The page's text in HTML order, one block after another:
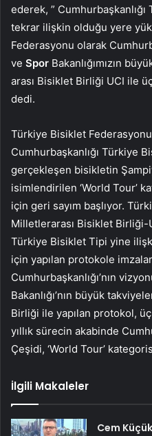
ederek, ”
tekrar ilişkin olduğu yere
Federasyonu olarak
ve Spor Bakanlığımızın
arası Bisiklet Birliği UCI ile
dedi.
Türkiye Bisiklet
Cumhurbaşkanlığı Türkiye
gerçekleşen bisikletin
isimlendirilen ‘World Tour’
için geri sayım başlıyor.
Milletlerarası Bisiklet Birliği-
Türkiye Bisiklet Tipi yine
için yapılan protokole imzalar
Cumhurbaşkanlığı’nın
Bakanlığı’nın büyük
Birliği ile yapılan protokol,
yıllık sürecin akabinde
Çeşidi, ‘World Tour’
İlgili Makaleler
Cem